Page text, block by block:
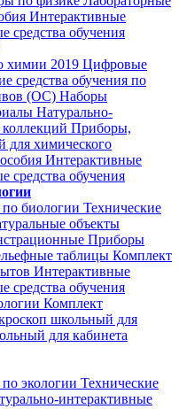
Интерактивные
средства обучения
химии 2019 Цифровые
средства обучения по
(ОС) Наборы
Натурально-
Приборы,
для химического
Интерактивные
средства обучения
биологии Технические
объекты
Приборы
таблицы Комплект
Интерактивные
средства обучения
Комплект
школьный для
для кабинета
экологии Технические
интерактивные